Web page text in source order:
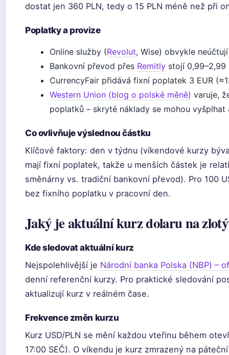
dostat jen 360 PLN, tedy o 15 PLN méně než při
Poplatky a provize
Online služby (Revolut, Wise) obvykle
Bankovní převod přes Remitly stojí 0,99–2,99
CurrencyFair přidává fixní poplatek 3 EUR
Western Union (blog o polské měně) varuje,
poplatků – skryté náklady se mohou vyšplhat
Co ovlivňuje výslednou částku
Klíčové faktory: den v týdnu (víkendové kurzy
mají fixní poplatek, takže u menších částek je
směnárny vs. tradiční bankovní převod). Pro 100
bez fixního poplatku v pracovní den.
Jaký je aktuální kurz dolaru na
Kde sledovat aktuální kurz
Nejspolehlivější je Národní banka Polska (NBP) –
denní referenční kurzy. Pro praktické sledování
aktualizují kurz v reálném čase.
Frekvence změn kurzu
Kurz USD/PLN se mění každou vteřinu během
17:00 SEČ). O víkendu je kurz zmrazený na